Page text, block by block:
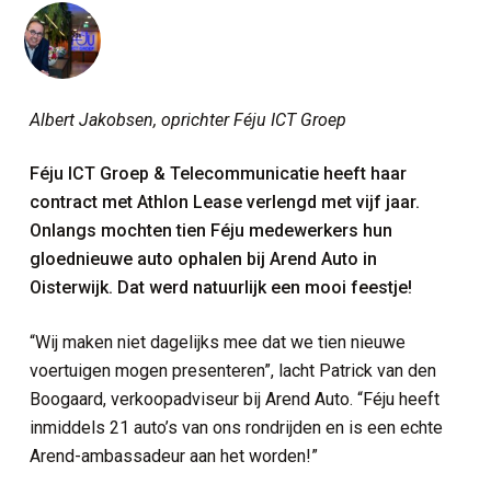
Albert Jakobsen, oprichter Féju ICT Groep
Féju ICT Groep & Telecommunicatie heeft haar
contract met Athlon Lease verlengd met vijf jaar.
Onlangs mochten tien Féju medewerkers hun
gloednieuwe auto ophalen bij Arend Auto in
Oisterwijk. Dat werd natuurlijk een mooi feestje!
“Wij maken niet dagelijks mee dat we tien nieuwe
voertuigen mogen presenteren”, lacht Patrick van den
Boogaard, verkoopadviseur bij Arend Auto. “Féju heeft
inmiddels 21 auto’s van ons rondrijden en is een echte
Arend-ambassadeur aan het worden!”